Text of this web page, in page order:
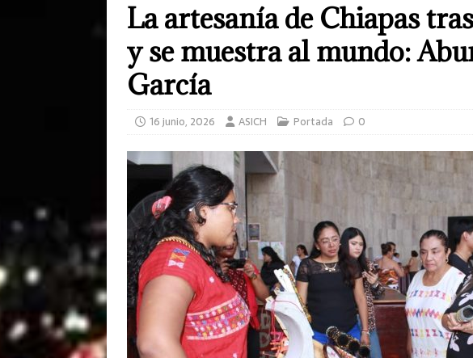
La artesanía de Chiapas
y se muestra al mundo:
García
16 junio, 2026 ASICH Portada 0